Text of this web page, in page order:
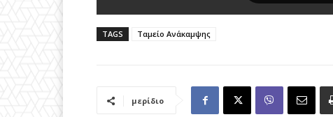
TAGS Ταμείο Ανάκαμψης
μερίδιο